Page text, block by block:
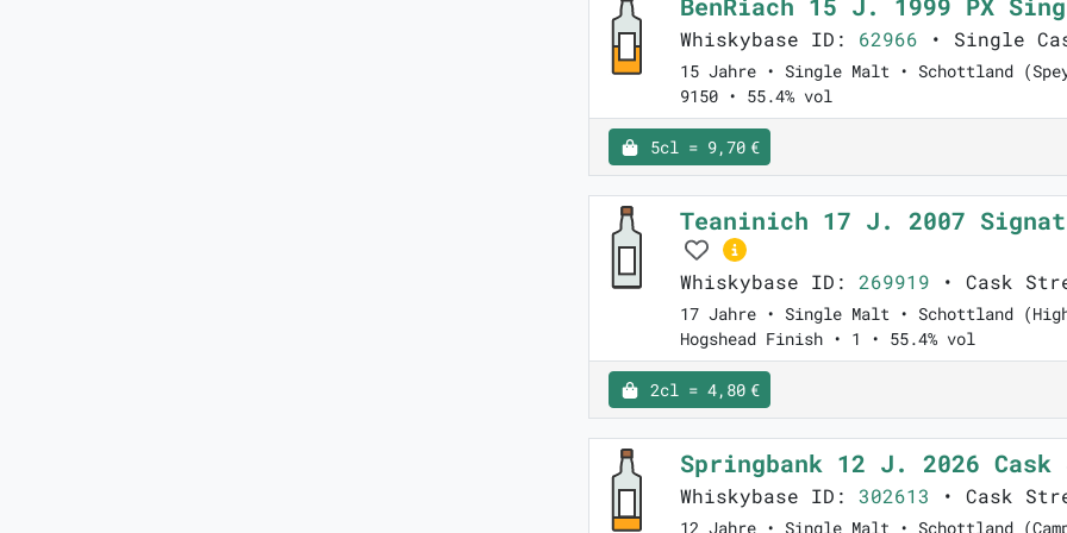
Whiskybase ID: 62966 • Single
15 Jahre • Single Malt • Schottland
9150 • 55.4% vol
5cl = 9,70 €
Teaninich 17 J. 2007
Whiskybase ID: 269919 • Cask
17 Jahre • Single Malt • Schottland
Hogshead Finish • 1 • 55.4% vol
2cl = 4,80 €
Springbank 12 J. 2026
Whiskybase ID: 302613 • Cask
12 Jahre • Single Malt • Schottland